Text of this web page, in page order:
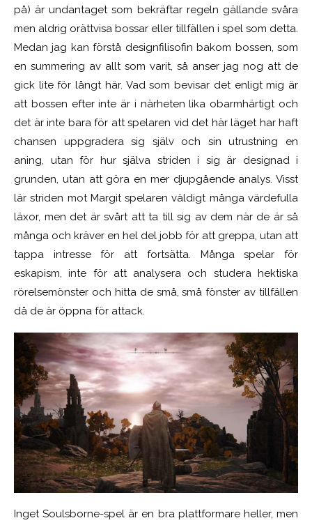
på) är undantaget som bekräftar regeln gällande svåra
men aldrig orättvisa bossar eller tillfällen i spel som detta.
Medan jag kan förstå designfilisofin bakom bossen, som
en summering av allt som varit, så anser jag nog att de
gick lite för långt här. Vad som bevisar det enligt mig är
att bossen efter inte är i närheten lika obarmhärtigt och
det är inte bara för att spelaren vid det här läget har haft
chansen uppgradera sig själv och sin utrustning en
aning, utan för hur själva striden i sig är designad i
grunden, utan att göra en mer djupgående analys. Visst
lär striden mot Margit spelaren väldigt många värdefulla
läxor, men det är svårt att ta till sig av dem när de är så
många och kräver en hel del jobb för att greppa, utan att
tappa intresse för att fortsätta. Många spelar för
eskapism, inte för att analysera och studera hektiska
rörelsemönster och hitta de små, små fönster av tillfällen
då de är öppna för attack.
Inget Soulsborne-spel är en bra plattformare heller, men